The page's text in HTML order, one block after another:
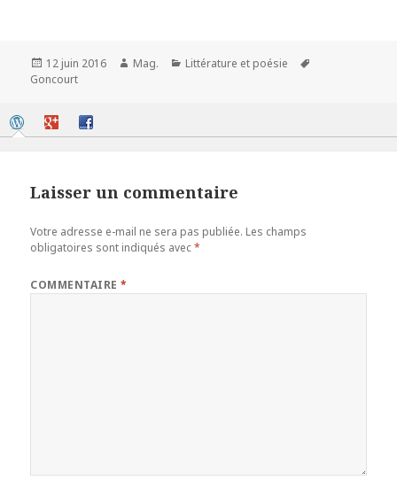
Publié
le
12 juin 2016 Auteur
Mag. Catégories
Littérature et poésie
Goncourt
Laisser un commentaire
Votre adresse e-mail ne sera pas publiée. Les champs
obligatoires sont indiqués avec*
COMMENTAIRE*